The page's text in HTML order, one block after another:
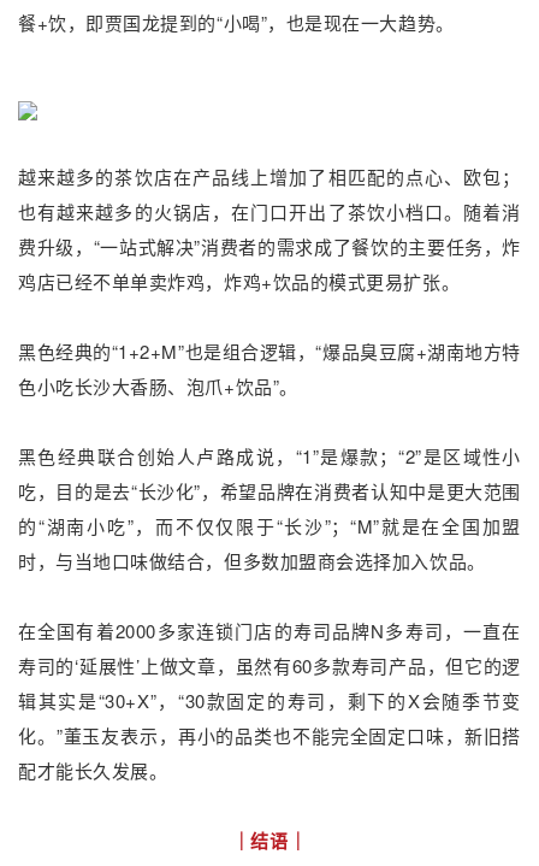
餐+饮，即贾国龙提到的“小喝”，也是现在一大趋势。
越来越多的茶饮店在产品线上增加了相匹配的点心、欧包；
也有越来越多的火锅店，在门口开出了茶饮小档口。随着消
费升级，“一站式解决”消费者的需求成了餐饮的主要任务，炸
鸡店已经不单单卖炸鸡，炸鸡+饮品的模式更易扩张。
黑色经典的“1+2+M”也是组合逻辑，“爆品臭豆腐+湖南地方特
色小吃长沙大香肠、泡爪+饮品”。
黑色经典联合创始人卢路成说，“1”是爆款；“2”是区域性小
吃，目的是去“长沙化”，希望品牌在消费者认知中是更大范围
的“湖南小吃”，而不仅仅限于“长沙”；“M”就是在全国加盟
时，与当地口味做结合，但多数加盟商会选择加入饮品。
在全国有着2000多家连锁门店的寿司品牌N多寿司，一直在
寿司的‘延展性’上做文章，虽然有60多款寿司产品，但它的逻
辑其实是“30+X”，“30款固定的寿司，剩下的X会随季节变
化。”董玉友表示，再小的品类也不能完全固定口味，新旧搭
配才能长久发展。
｜结语｜